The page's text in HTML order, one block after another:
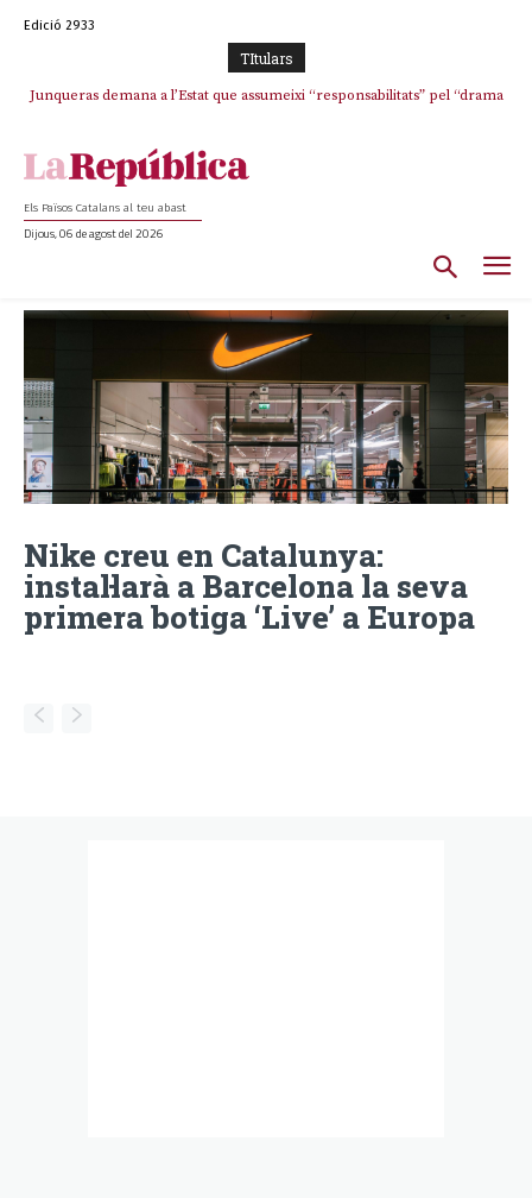
Edició 2933
TItulars
Junqueras demana a l’Estat que assumeixi “responsabilitats” pel “drama
Els Països Catalans al teu abast
Dijous, 06 de agost del 2026
Nike creu en Catalunya:
instal·larà a Barcelona la seva
primera botiga ‘Live’ a Europa